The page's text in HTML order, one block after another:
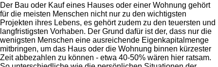
Der Bau oder Kauf eines Hauses oder einer Wohnung gehört
für die meisten Menschen nicht nur zu den wichtigsten
Projekten ihres Lebens, es gehört zudem zu den teuersten und
langfristigsten Vorhaben. Der Grund dafür ist der, dass nur die
wenigsten Menschen eine ausreichende Eigenkapitalmenge
mitbringen, um das Haus oder die Wohnung binnen kürzester
Zeit abbezahlen zu können - etwa 40-50% wären hier ratsam.